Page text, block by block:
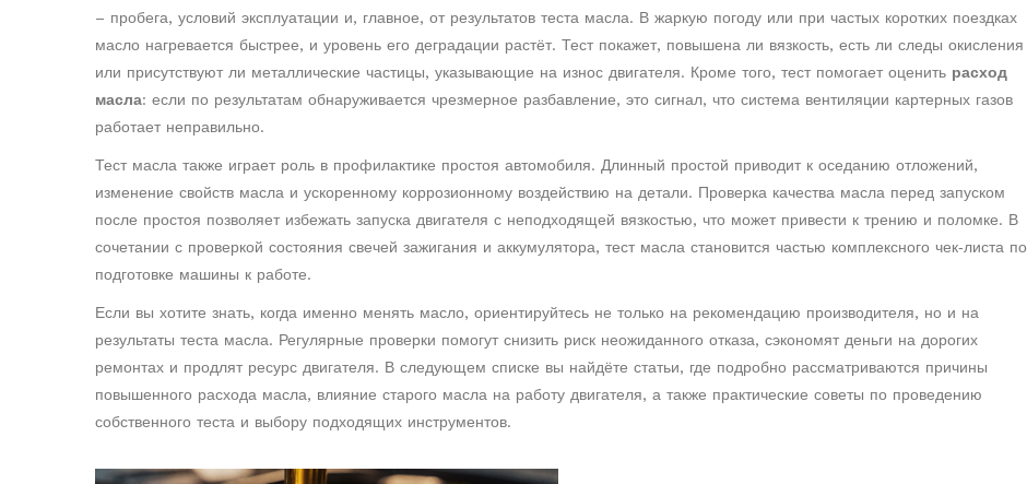
– пробега, условий эксплуатации и, главное, от результатов теста масла. В жаркую погоду или при частых коротких поездках
масло нагревается быстрее, и уровень его деградации растёт. Тест покажет, повышена ли вязкость, есть ли следы окисления
или присутствуют ли металлические частицы, указывающие на износ двигателя. Кроме того, тест помогает оценить расход
масла: если по результатам обнаруживается чрезмерное разбавление, это сигнал, что система вентиляции картерных газов
работает неправильно.
Тест масла также играет роль в профилактике простоя автомобиля. Длинный простой приводит к оседанию отложений,
изменение свойств масла и ускоренному коррозионному воздействию на детали. Проверка качества масла перед запуском
после простоя позволяет избежать запуска двигателя с неподходящей вязкостью, что может привести к трению и поломке. В
сочетании с проверкой состояния свечей зажигания и аккумулятора, тест масла становится частью комплексного чек‑листа по
подготовке машины к работе.
Если вы хотите знать, когда именно менять масло, ориентируйтесь не только на рекомендацию производителя, но и на
результаты теста масла. Регулярные проверки помогут снизить риск неожиданного отказа, сэкономят деньги на дорогих
ремонтах и продлят ресурс двигателя. В следующем списке вы найдёте статьи, где подробно рассматриваются причины
повышенного расхода масла, влияние старого масла на работу двигателя, а также практические советы по проведению
собственного теста и выбору подходящих инструментов.